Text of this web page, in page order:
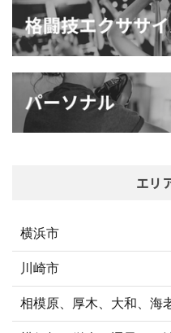
エリ
横浜市
川崎市
相模原、厚木、大和、海